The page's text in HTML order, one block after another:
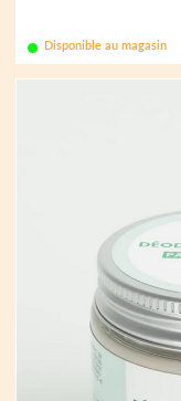
Disponible au magasin